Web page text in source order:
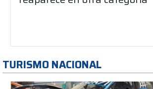
TURISMO NACIONAL